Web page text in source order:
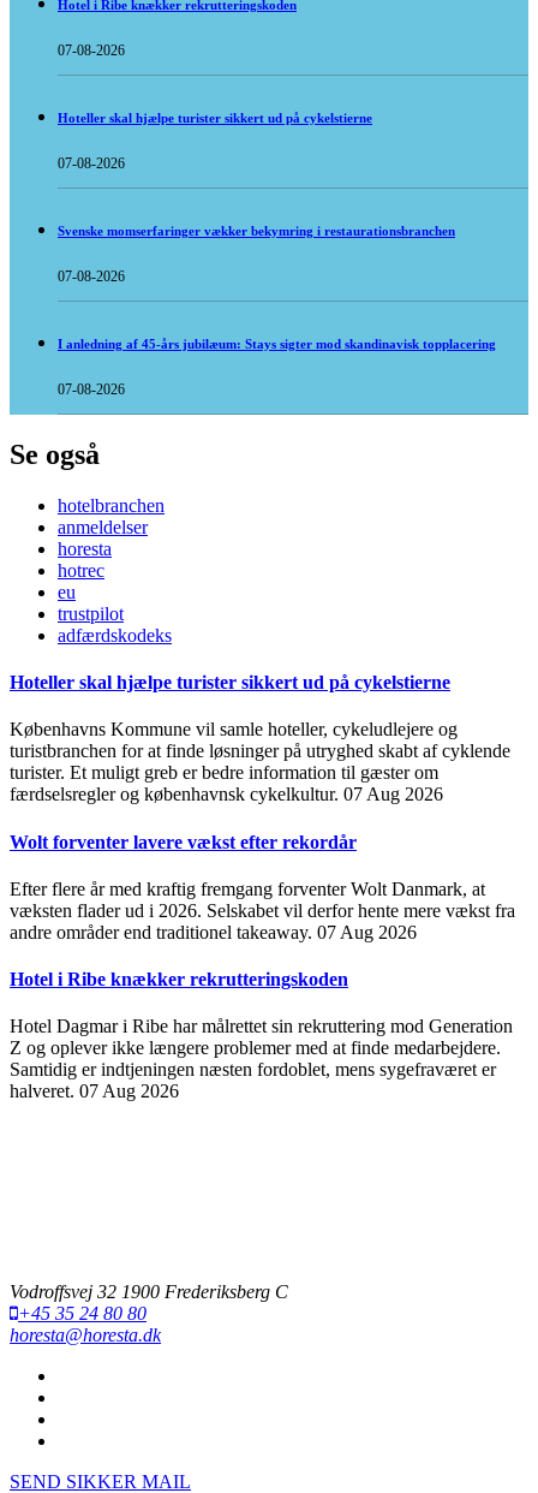
Hotel i Ribe knækker rekrutteringskoden
07-08-2026
Hoteller skal hjælpe turister sikkert ud på cykelstierne
07-08-2026
Svenske momserfaringer vækker bekymring i restaurationsbranchen
07-08-2026
I anledning af 45-års jubilæum: Stays sigter mod skandinavisk topplacering
07-08-2026
Se også
hotelbranchen
anmeldelser
horesta
hotrec
eu
trustpilot
adfærdskodeks
Hoteller skal hjælpe turister sikkert ud på cykelstierne
Københavns Kommune vil samle hoteller, cykeludlejere og
turistbranchen for at finde løsninger på utryghed skabt af cyklende
turister. Et muligt greb er bedre information til gæster om
færdselsregler og københavnsk cykelkultur. 07 Aug 2026
Wolt forventer lavere vækst efter rekordår
Efter flere år med kraftig fremgang forventer Wolt Danmark, at
væksten flader ud i 2026. Selskabet vil derfor hente mere vækst fra
andre områder end traditionel takeaway. 07 Aug 2026
Hotel i Ribe knækker rekrutteringskoden
Hotel Dagmar i Ribe har målrettet sin rekruttering mod Generation
Z og oplever ikke længere problemer med at finde medarbejdere.
Samtidig er indtjeningen næsten fordoblet, mens sygefraværet er
halveret. 07 Aug 2026
Vodroffsvej 32 1900 Frederiksberg C
+45 35 24 80 80
horesta@horesta.dk
SEND SIKKER MAIL